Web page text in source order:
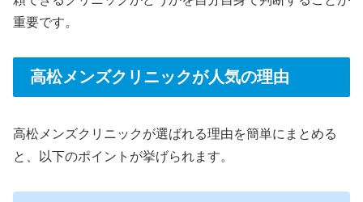
重要です。
高松メンズクリニックが人気の理由
高松メンズクリニックが選ばれる理由を簡単にまとめる
と、以下のポイントが挙げられます。